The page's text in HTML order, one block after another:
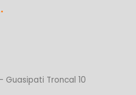
Troncal 10